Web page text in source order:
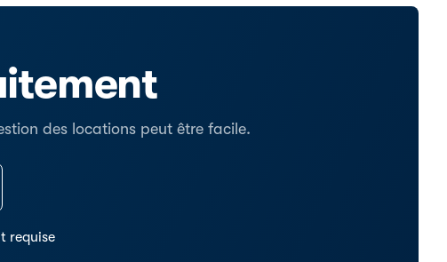
des locations peut être facile.
requise